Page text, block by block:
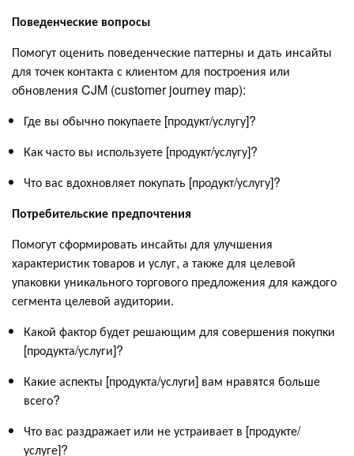
Поведенческие вопросы
Помогут оценить поведенческие паттерны и дать инсайты
для точек контакта с клиентом для построения или
обновления CJM (customer journey map):
Где вы обычно покупаете [продукт/услугу]?
Как часто вы используете [продукт/услугу]?
Что вас вдохновляет покупать [продукт/услугу]?
Потребительские предпочтения
Помогут сформировать инсайты для улучшения
характеристик товаров и услуг, а также для целевой
упаковки уникального торгового предложения для каждого
сегмента целевой аудитории.
Какой фактор будет решающим для совершения покупки
[продукта/услуги]?
Какие аспекты [продукта/услуги] вам нравятся больше
всего?
Что вас раздражает или не устраивает в [продукте/
услуге]?